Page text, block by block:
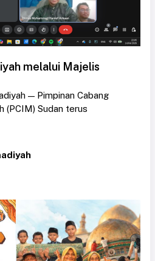
melalui Majelis
— Pimpinan Cabang
(PCIM) Sudan terus